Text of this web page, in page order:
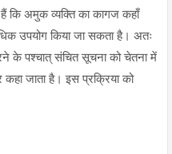
कि अमुक व्यक्ति का कागज कहाँ
उपयोग किया जा सकता है। अतः
के पश्चात् संचित सूचना को चेतना में
कहा जाता है। इस प्रक्रिया को